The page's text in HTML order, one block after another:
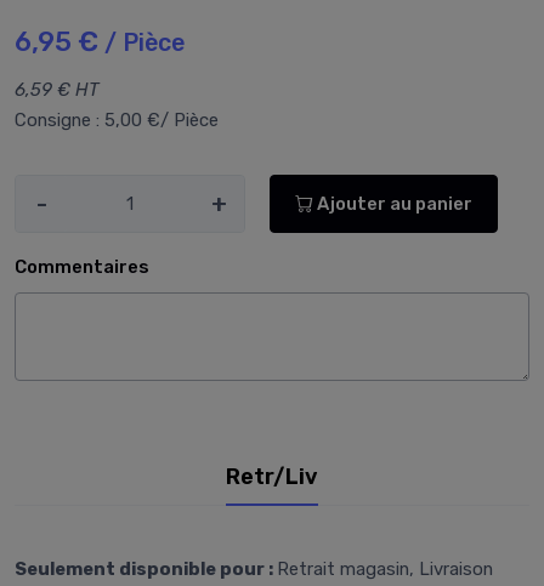
6,95 € / Pièce
6,59 € HT
Consigne : 5,00 €/ Pièce
- + Ajouter au panier
Commentaires
Retr/Liv
Seulement disponible pour : Retrait magasin, Livraison